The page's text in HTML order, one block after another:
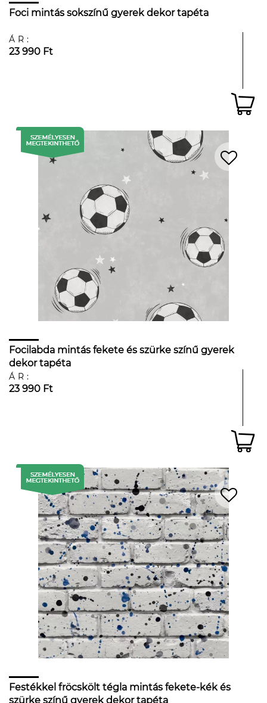
Foci mintás sokszínű gyerek dekor tapéta
ÁR:
23 990 Ft
Focilabda mintás fekete és szürke színű gyerek
dekor tapéta
ÁR:
23 990 Ft
Festékkel fröcskölt tégla mintás fekete-kék és
szürke színű gyerek dekor tapéta